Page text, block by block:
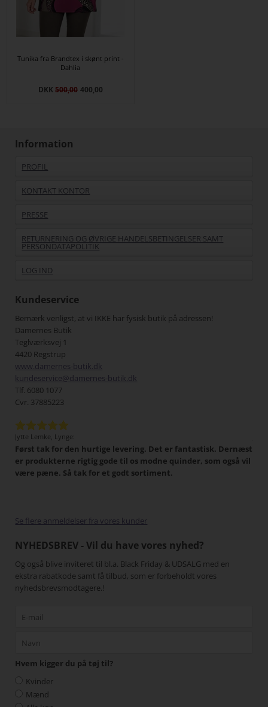
Tunika fra Brandtex i skønt print -
Dahlia
DKK500,00 400,00
Information
PROFIL
KONTAKT KONTOR
PRESSE
RETURNERING OG ØVRIGE HANDELSBETINGELSER SAMT
PERSONDATAPOLITIK
LOG IND
Kundeservice
Bemærk venligst, at vi IKKE har fysisk butik på adressen!
Damernes Butik
Teglværksvej 1
4420 Regstrup
www.damernes-butik.dk
kundeservice@damernes-butik.dk
Tlf. 6080 1077
Cvr. 37885223
Jytte Lemke, Lynge:
Først tak for den hurtige levering. Det er fantastisk. Dernæst
er produkterne rigtig gode til os modne quinder, som også vil
være pæne. Så tak for et godt sortiment.
Se flere anmeldelser fra vores kunder
NYHEDSBREV - Vil du have vores nyhed?
Og også blive inviteret til bl.a. Black Friday & UDSALG med en
ekstra rabatkode samt få tilbud, som er forbeholdt vores
nyhedsbrevsmodtagere.!
Hvem kigger du på tøj til?
Kvinder
Mænd